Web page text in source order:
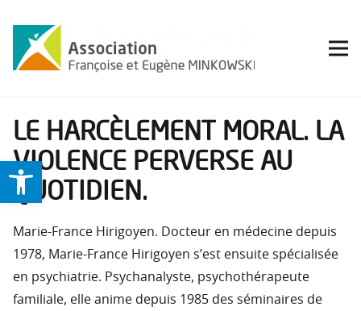
Ouvrir la barre d’outils
LE HARCÈLEMENT MORAL. LA
VIOLENCE PERVERSE AU
QUOTIDIEN.
Marie-France Hirigoyen. Docteur en médecine depuis
1978, Marie-France Hirigoyen s’est ensuite spécialisée
en psychiatrie. Psychanalyste, psychothérapeute
familiale, elle anime depuis 1985 des séminaires de